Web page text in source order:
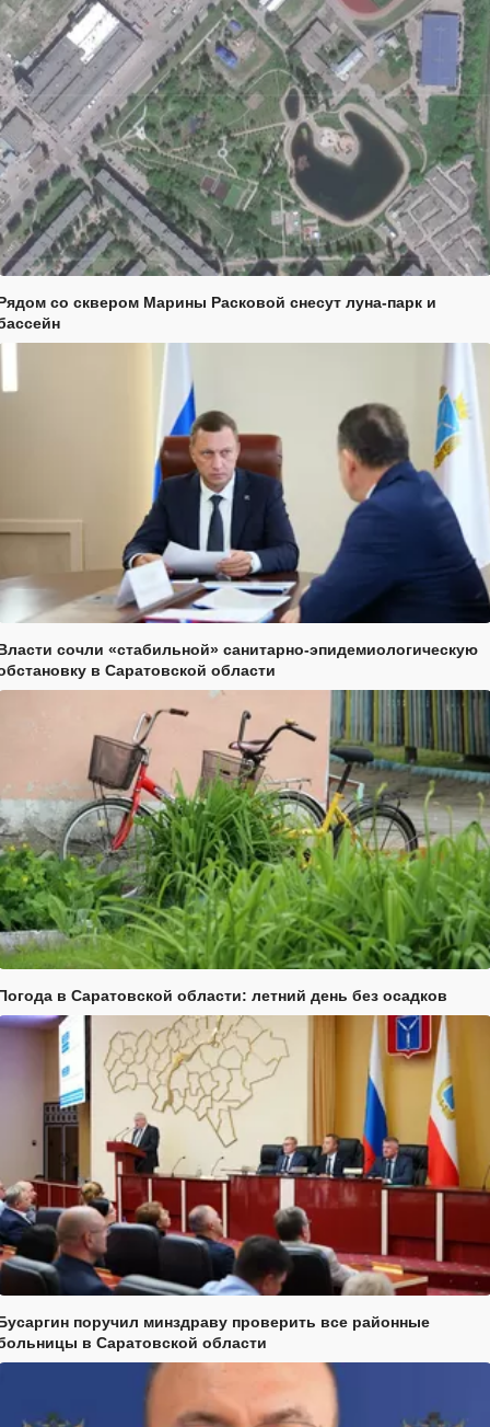
со сквером Марины Расковой снесут луна-парк и
сочли «стабильной» санитарно-эпидемиологическую
в Саратовской области
в Саратовской области: летний день без осадков
поручил минздраву проверить все районные
в Саратовской области